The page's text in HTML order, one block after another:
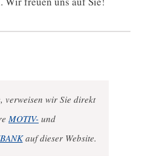
verweisen wir Sie direkt
MOTIV- und
auf dieser Website.